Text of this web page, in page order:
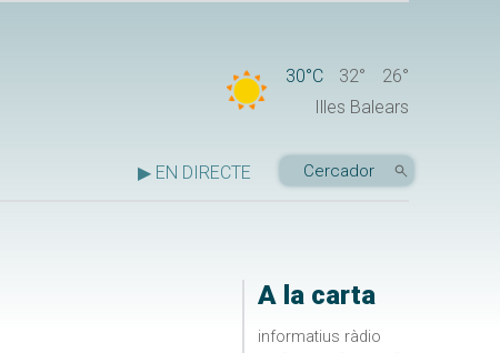
30°C 32°
26°
Illes Balears
▶ EN DIRECTE
A la carta
informatius ràdio